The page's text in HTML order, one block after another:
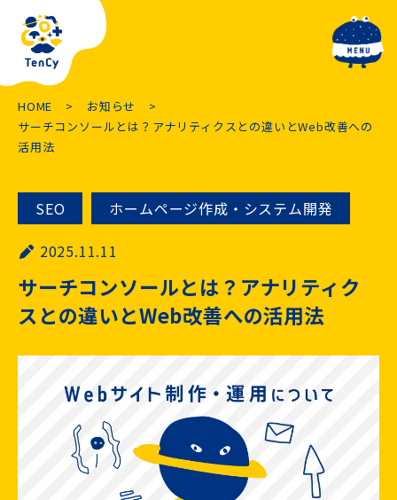
toggle
HOME
お知らせ
サーチコンソールとは？アナリティクスとの違いとWeb改善への
活用法
SEO
ホームページ作成・システム開発
2025.11.11
サーチコンソールとは？アナリティク
スとの違いとWeb改善への活用法